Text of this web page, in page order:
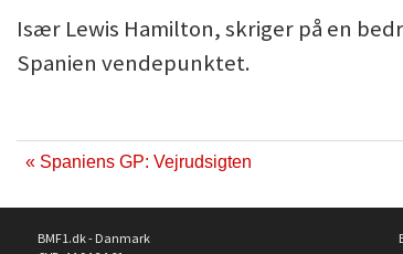
Især Lewis Hamilton, skriger på en
Spanien vendepunktet.
« Spaniens GP: Vejrudsigten
BMF1.dk - Danmark